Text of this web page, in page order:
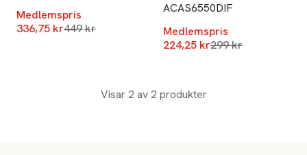
Medlemspris
336,75 krLägsta pris 30 dagar
449 kr
ACAS6550DIF
Medlemspris
224,25 krLägsta pris 30
299 kr
Visar 2 av 2 produkter